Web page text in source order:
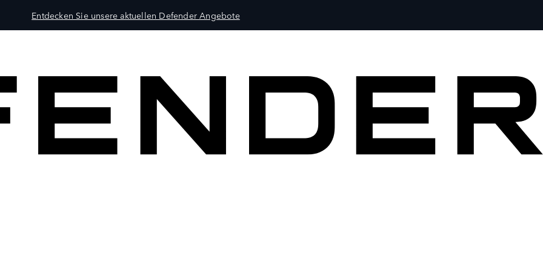
Entdecken Sie unsere aktuellen Defender Angebote